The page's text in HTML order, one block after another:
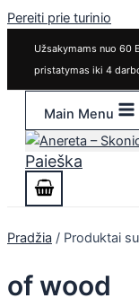
Pereiti prie turinio
Užsakymams nuo 60
pristatymas iki 4
Main Menu
Paieška
Pradžia / Produktai
of wood